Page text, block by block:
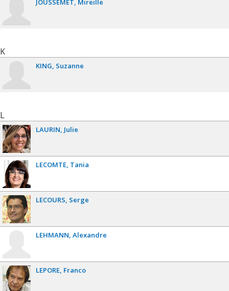
JOUSSEMET Mireille
K
KING Suzanne
L
LAURIN Julie
LECOMTE Tania
LECOURS Serge
LEHMANN Alexandre
LEPORE Franco